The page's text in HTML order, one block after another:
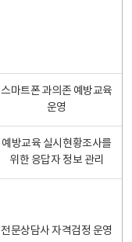
스마트폰 과의존 예방교육
운영
예방교육 실시현황조사를
위한 응답자 정보 관리
전문상담사 자격검정 운영